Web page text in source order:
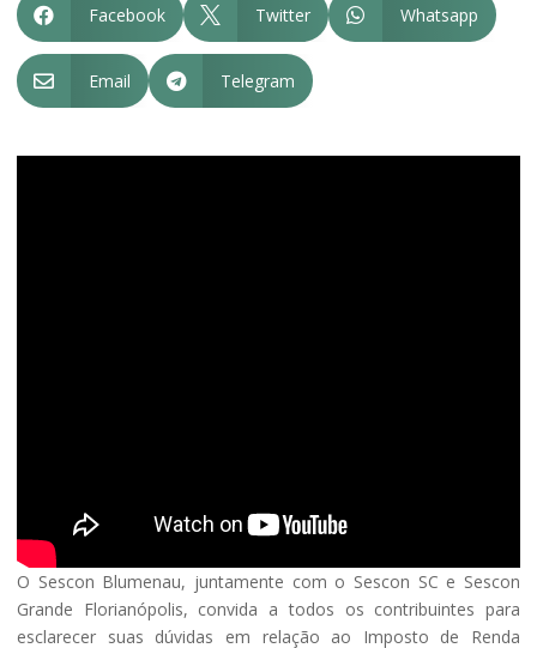
 Facebook  Twitter  Whatsapp
 Email  Telegram
O Sescon Blumenau, juntamente com o Sescon SC e Sescon
Grande Florianópolis, convida a todos os contribuintes para
esclarecer suas dúvidas em relação ao Imposto de Renda